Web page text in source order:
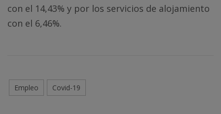
con el 14,43% y por los servicios de alojamiento
con el 6,46%.
Empleo Covid-19